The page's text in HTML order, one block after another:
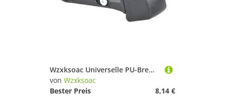
Wzxksoac Universelle PU-Bremshalterblock für Inline-Skateschuhe - Passend für 243mm, 231mm, 219mm Rockierte Rahmen
von Wzxksoac
Bester Preis
8,14 €